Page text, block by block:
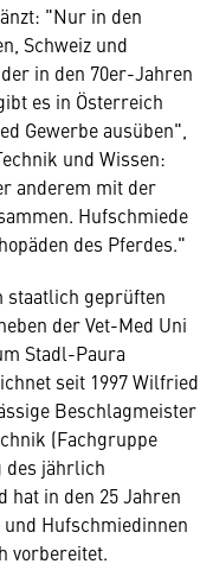
"Nur in den
Schweiz und
in den 70er-Jahren
es in Österreich
Gewerbe ausüben",
und Wissen:
anderem mit der
Hufschmiede
des Pferdes."
staatlich geprüften
der Vet-Med Uni
Stadl-Paura
seit 1997 Wilfried
Beschlagmeister
(Fachgruppe
des jährlich
hat in den 25 Jahren
Hufschmiedinnen
vorbereitet.